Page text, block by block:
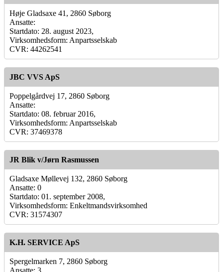
Høje Gladsaxe 41, 2860 Søborg
Ansatte:
Startdato: 28. august 2023,
Virksomhedsform: Anpartsselskab
CVR: 44262541
JBC VVS ApS
Poppelgårdvej 17, 2860 Søborg
Ansatte:
Startdato: 08. februar 2016,
Virksomhedsform: Anpartsselskab
CVR: 37469378
JR Blik v/Jørn Rasmussen
Gladsaxe Møllevej 132, 2860 Søborg
Ansatte: 0
Startdato: 01. september 2008,
Virksomhedsform: Enkeltmandsvirksomhed
CVR: 31574307
K.H. SERVICE ApS
Spergelmarken 7, 2860 Søborg
Ansatte: 3